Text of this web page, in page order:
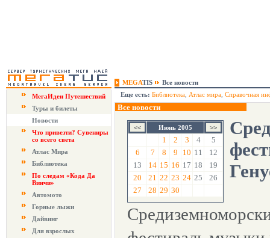
MEGATIS
Все новости
МегаИдеи Путешествий
Туры и билеты
Новости
Что привезти? Сувениры
со всего света
Атлас Мира
Библиотека
По следам «Кода Да
Винчи»
Автомото
Горные лыжи
Дайвинг
Для взрослых
Еще есть: Библиотека Атлас мира Справочная
Все новости
Июнь 2005
1 2 3 4
5
6
7 8 9 10 11
12
13
14 15 16 17 18
19
20
21 22 23 24 25
26
27
28 29 30